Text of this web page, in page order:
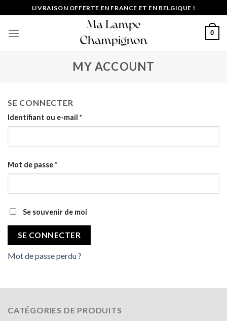
au
contenu
LIVRAISON OFFERTE EN FRANCE ET EN BELGIQUE !
0
MY ACCOUNT
SE CONNECTER
Identifiant ou e-mail *
Mot de passe*
Se souvenir de moi
SE CONNECTER
Mot de passe perdu ?
CATÉGORIES DE PRODUITS